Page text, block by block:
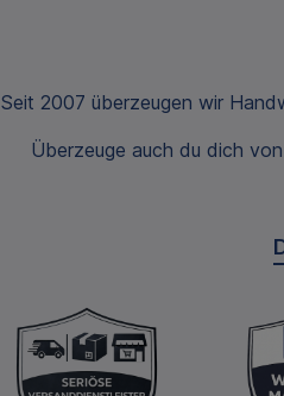
Seit 2007 überzeugen wir
Überzeuge auch du dich